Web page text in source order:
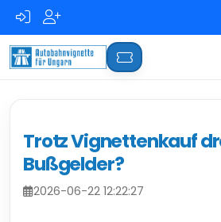
Trotz Vignettenkauf
Bußgelder?
2026-06-22 12:22:27